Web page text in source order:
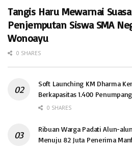
Tangis Haru Mewarnai
Penjemputan Siswa SMA
Wonoayu
0 SHARES
Soft Launching KM Dharma
Berkapasitas 1.400 Penumpang
0 SHARES
Ribuan Warga Padati Alun-
Menuju 82 Juta Penerima